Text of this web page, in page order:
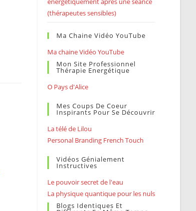
(thérapeutes sensibles)
Ma Chaine Vidéo YouTube
Ma chaine Vidéo YouTube
Mon Site Professionnel
Thérapie Energétique
O Pays d'Alice
Mes Coups De Coeur
Inspirants Pour Se Découvrir
La télé de Lilou
Personal Branding French Touch
Vidéos Génialement
Instructives
Le pouvoir secret de l'eau
La physique quantique pour les nuls
Blogs Identiques Et